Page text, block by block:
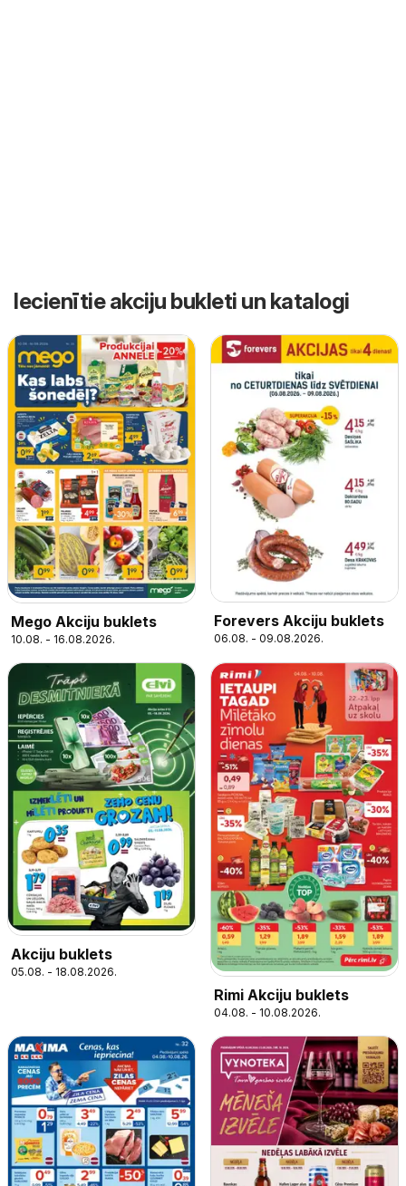
Iecienītie akciju bukleti un katalogi
Mego Akciju buklets
10.08. - 16.08.2026.
Forevers Akciju buklets
06.08. - 09.08.2026.
Akciju buklets
05.08. - 18.08.2026.
Rimi Akciju buklets
04.08. - 10.08.2026.